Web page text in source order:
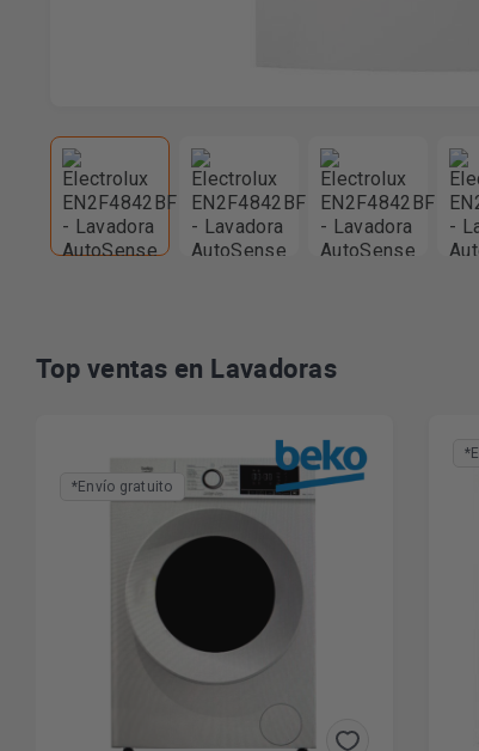
Top ventas en Lavadoras
*Envío gratuito